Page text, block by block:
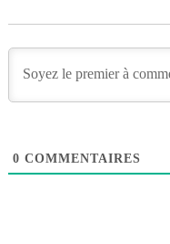
0 COMMENTAIRES